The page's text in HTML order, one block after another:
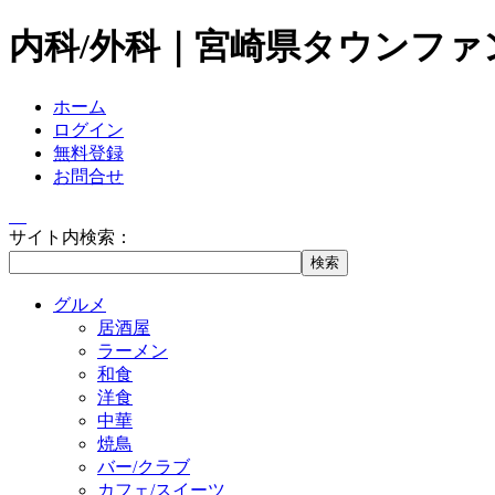
内科/外科｜宮崎県タウンファ
ホーム
ログイン
無料登録
お問合せ
サイト内検索：
グルメ
居酒屋
ラーメン
和食
洋食
中華
焼鳥
バー/クラブ
カフェ/スイーツ